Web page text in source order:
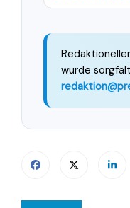
wurde